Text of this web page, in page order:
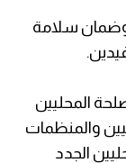
وضمان سلامة
المحليين
والمنظمات
الجدد